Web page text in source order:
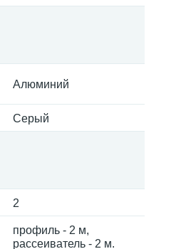
Алюминий
Серый
2
профиль - 2 м,
рассеиватель - 2 м.